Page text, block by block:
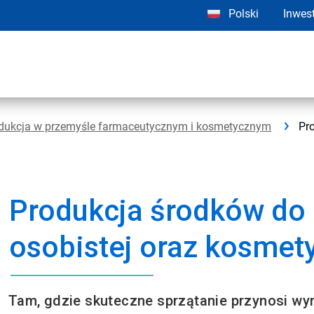
Polski
w przemyśle farmaceutycznym i kosmetycznym
Produkcja środków
osobistej oraz
Tam, gdzie skuteczne sprzątanie przynosi